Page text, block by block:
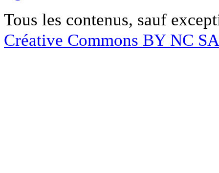
Tous les contenus, sauf
Créative Commons BY NC SA